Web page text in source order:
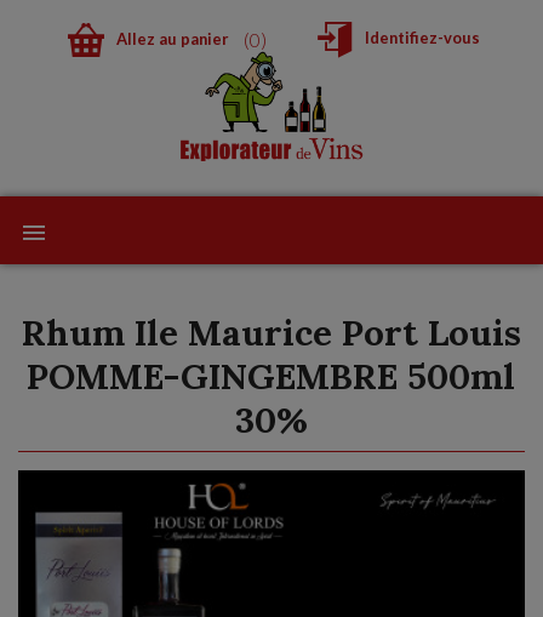
0
Allez au panier Identifiez-vous
Rhum Ile Maurice Port Louis
POMME-GINGEMBRE 500ml
30%